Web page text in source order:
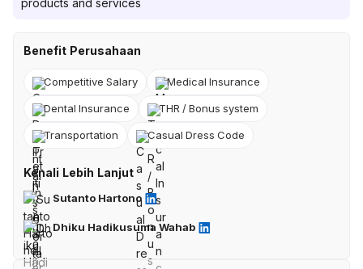
products and services
Benefit Perusahaan
Competitive Salary Medical Insurance
Dental Insurance THR / Bonus system
Transportation Casual Dress Code
Kenali Lebih Lanjut
Sutanto Hartono
Dhiku Hadikusuma Wahab